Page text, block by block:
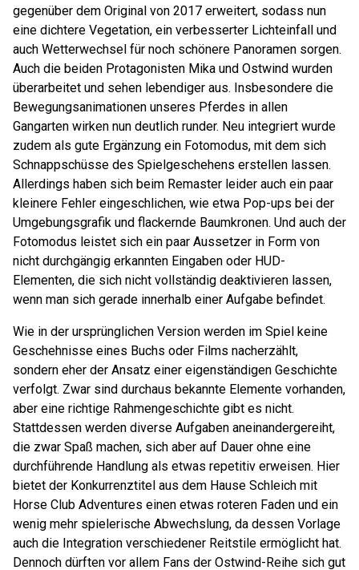
gegenüber dem Original von 2017 erweitert, sodass nun
eine dichtere Vegetation, ein verbesserter Lichteinfall und
auch Wetterwechsel für noch schönere Panoramen sorgen.
Auch die beiden Protagonisten Mika und Ostwind wurden
überarbeitet und sehen lebendiger aus. Insbesondere die
Bewegungsanimationen unseres Pferdes in allen
Gangarten wirken nun deutlich runder. Neu integriert wurde
zudem als gute Ergänzung ein Fotomodus, mit dem sich
Schnappschüsse des Spielgeschehens erstellen lassen.
Allerdings haben sich beim Remaster leider auch ein paar
kleinere Fehler eingeschlichen, wie etwa Pop-ups bei der
Umgebungsgrafik und flackernde Baumkronen. Und auch der
Fotomodus leistet sich ein paar Aussetzer in Form von
nicht durchgängig erkannten Eingaben oder HUD-
Elementen, die sich nicht vollständig deaktivieren lassen,
wenn man sich gerade innerhalb einer Aufgabe befindet.
Wie in der ursprünglichen Version werden im Spiel keine
Geschehnisse eines Buchs oder Films nacherzählt,
sondern eher der Ansatz einer eigenständigen Geschichte
verfolgt. Zwar sind durchaus bekannte Elemente vorhanden,
aber eine richtige Rahmengeschichte gibt es nicht.
Stattdessen werden diverse Aufgaben aneinandergereiht,
die zwar Spaß machen, sich aber auf Dauer ohne eine
durchführende Handlung als etwas repetitiv erweisen. Hier
bietet der Konkurrenztitel aus dem Hause Schleich mit
Horse Club Adventures einen etwas roteren Faden und ein
wenig mehr spielerische Abwechslung, da dessen Vorlage
auch die Integration verschiedener Reitstile ermöglicht hat.
Dennoch dürften vor allem Fans der Ostwind-Reihe sich gut